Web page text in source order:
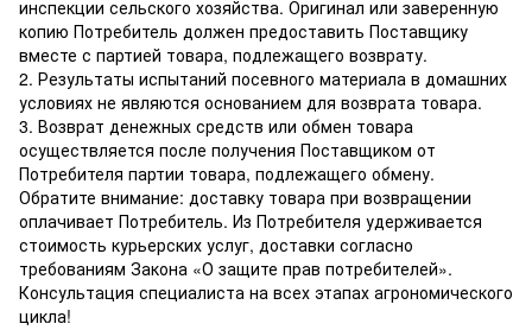
инспекции сельского хозяйства. Оригинал или заверенную
копию Потребитель должен предоставить Поставщику
вместе с партией товара, подлежащего возврату.
2. Результаты испытаний посевного материала в домашних
условиях не являются основанием для возврата товара.
3. Возврат денежных средств или обмен товара
осуществляется после получения Поставщиком от
Потребителя партии товара, подлежащего обмену.
Обратите внимание: доставку товара при возвращении
оплачивает Потребитель. Из Потребителя удерживается
стоимость курьерских услуг, доставки согласно
требованиям Закона «О защите прав потребителей».
Консультация специалиста на всех этапах агрономического
цикла!